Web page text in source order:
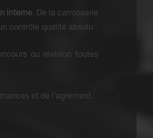
interne. De la carrosserie
contrôle qualité absolu :
ou révision toutes
et de l’agrément.